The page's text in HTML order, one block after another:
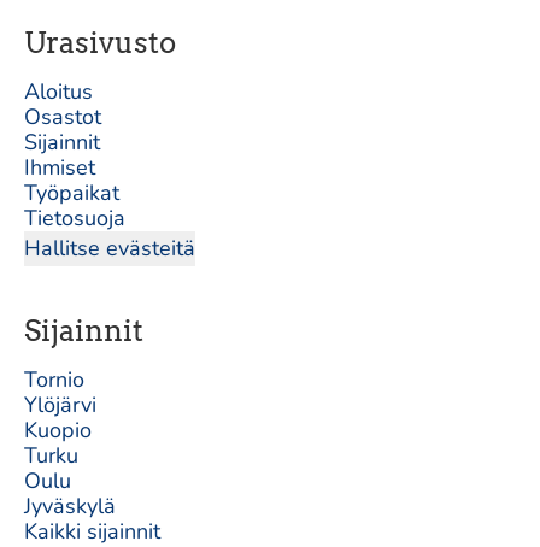
Urasivusto
Aloitus
Osastot
Sijainnit
Ihmiset
Työpaikat
Tietosuoja
Hallitse evästeitä
Sijainnit
Tornio
Ylöjärvi
Kuopio
Turku
Oulu
Jyväskylä
Kaikki sijainnit